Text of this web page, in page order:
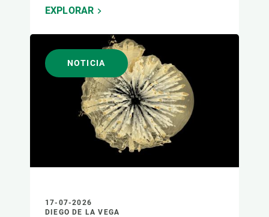
EXPLORAR
NOTICIA
17-07-2026
DIEGO DE LA VEGA